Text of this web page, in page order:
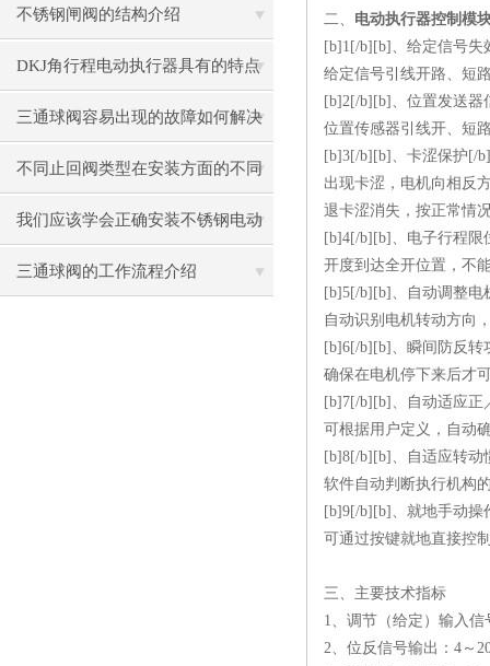
不锈钢闸阀的结构介绍
DKJ角行程电动执行器具有的特点
三通球阀容易出现的故障如何解决
不同止回阀类型在安装方面的不同
之处
我们应该学会正确安装不锈钢电动
蝶阀
三通球阀的工作流程介绍
二、 电动执行器控制模
[b]1[/b][b]、给定信号失
给定信号引线开路、短
[b]2[/b][b]、位置发送器
位置传感器引线开、短
[b]3[/b][b]、卡涩保护[/b]
出现卡涩，电机向相反
退卡涩消失，按正常情
[b]4[/b][b]、电子行程限
开度到达全开位置，不
[b]5[/b][b]、自动调整电
自动识别电机转动方向
[b]6[/b][b]、瞬间防反转
确保在电机停下来后才
[b]7[/b][b]、自动适应正
可根据用户定义，自动
[b]8[/b][b]、自适应转动
软件自动判断执行机构
[b]9[/b][b]、就地手动操
可通过按键就地直接控
三、 主要技术指标
1、调节（给定）输入
2、位反信号输出：4～